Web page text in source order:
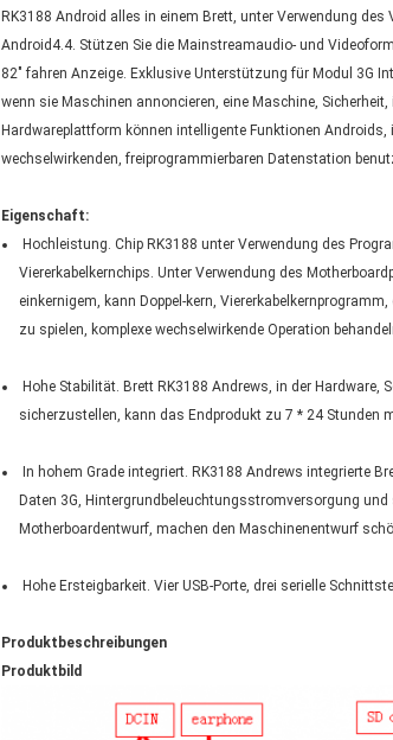
RK3188 Android alles in einem Brett, unter Verwendung
Android4.4. Stützen Sie die Mainstreamaudio- und
82" fahren Anzeige. Exklusive Unterstützung für Modul 3G
wenn sie Maschinen annoncieren, eine Maschine,
Hardwareplattform können intelligente Funktionen
wechselwirkenden, freiprogrammierbaren Datenstation
Eigenschaft:
Hochleistung. Chip RK3188 unter Verwendung des
Viererkabelkernchips. Unter Verwendung des
einkernigem, kann Doppel-kern,
zu spielen, komplexe wechselwirkende Operation
Hohe Stabilität. Brett RK3188 Andrews, in der
sicherzustellen, kann das Endprodukt zu 7 * 24 Stunden
In hohem Grade integriert. RK3188 Andrews integrierte
Daten 3G, Hintergrundbeleuchtungsstromversorgung
Motherboardentwurf, machen den Maschinenentwurf
Hohe Ersteigbarkeit. Vier USB-Porte, drei serielle
Produktbeschreibungen
Produktbild